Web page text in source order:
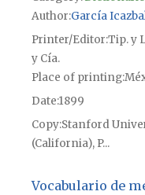
Author García
Printer/Editor Tip. y
y Cía.
Place of printing
Date1899
CopyStanford
(California), P...
Vocabulario de